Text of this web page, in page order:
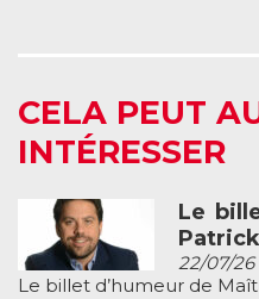
CELA PEUT
INTÉRESSER
Le
22/07/26
Le billet d’humeur de